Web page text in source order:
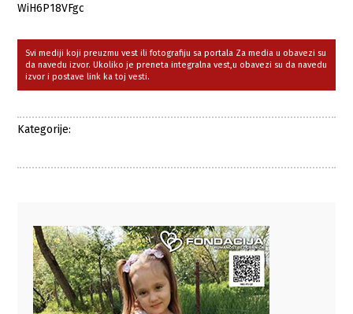
WiH6P18VFgc
Svi mediji koji preuzmu vest ili fotografiju sa portala Za media u obavezi su
da navedu izvor. Ukoliko je preneta integralna vest,u obavezi su da navedu
izvor i postave link ka toj vesti.
Kategorije: